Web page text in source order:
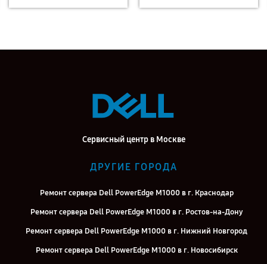
Сервисный центр в Москве
ДРУГИЕ ГОРОДА
Ремонт сервера Dell PowerEdge M1000 в г. Краснодар
Ремонт сервера Dell PowerEdge M1000 в г. Ростов-на-Дону
Ремонт сервера Dell PowerEdge M1000 в г. Нижний Новгород
Ремонт сервера Dell PowerEdge M1000 в г. Новосибирск